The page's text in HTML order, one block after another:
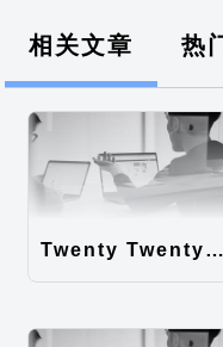
相关文章 热
Twenty Twenty-Five 免费的WordPress内容主题